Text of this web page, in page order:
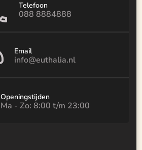
Telefoon
088 8884888
Email
info@euthalia.nl
Openingstijden
Ma - Zo: 8:00 t/m 23:00